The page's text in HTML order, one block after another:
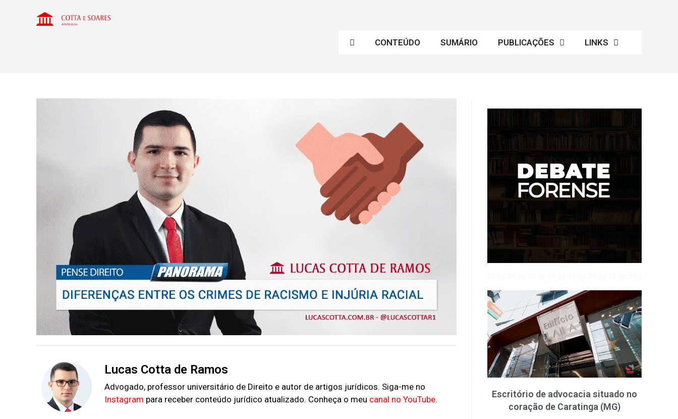
CONTEÚDO SUMÁRIO PUBLICAÇÕES LINKS
Lucas Cotta de Ramos
Advogado, professor universitário de Direito e autor de artigos jurídicos. Siga-me no
Instagram para receber conteúdo jurídico atualizado. Conheça o meu canal no YouTube.
Escritório de advocacia situado no
coração de Caratinga (MG)